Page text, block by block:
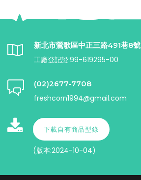
新北市鶯歌區中正三路491巷8號
工廠登記證:99-619295-00
(02)2677-7708
freshcorn1994@gmail.com
下載自有商品型錄
(版本:2024-10-04)